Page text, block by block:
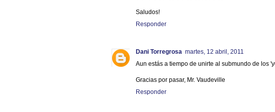
Saludos!
Responder
Dani Torregrosa martes, 12 abril, 2011
Aun estás a tiempo de unirte al submundo de los
Gracias por pasar, Mr. Vaudeville
Responder